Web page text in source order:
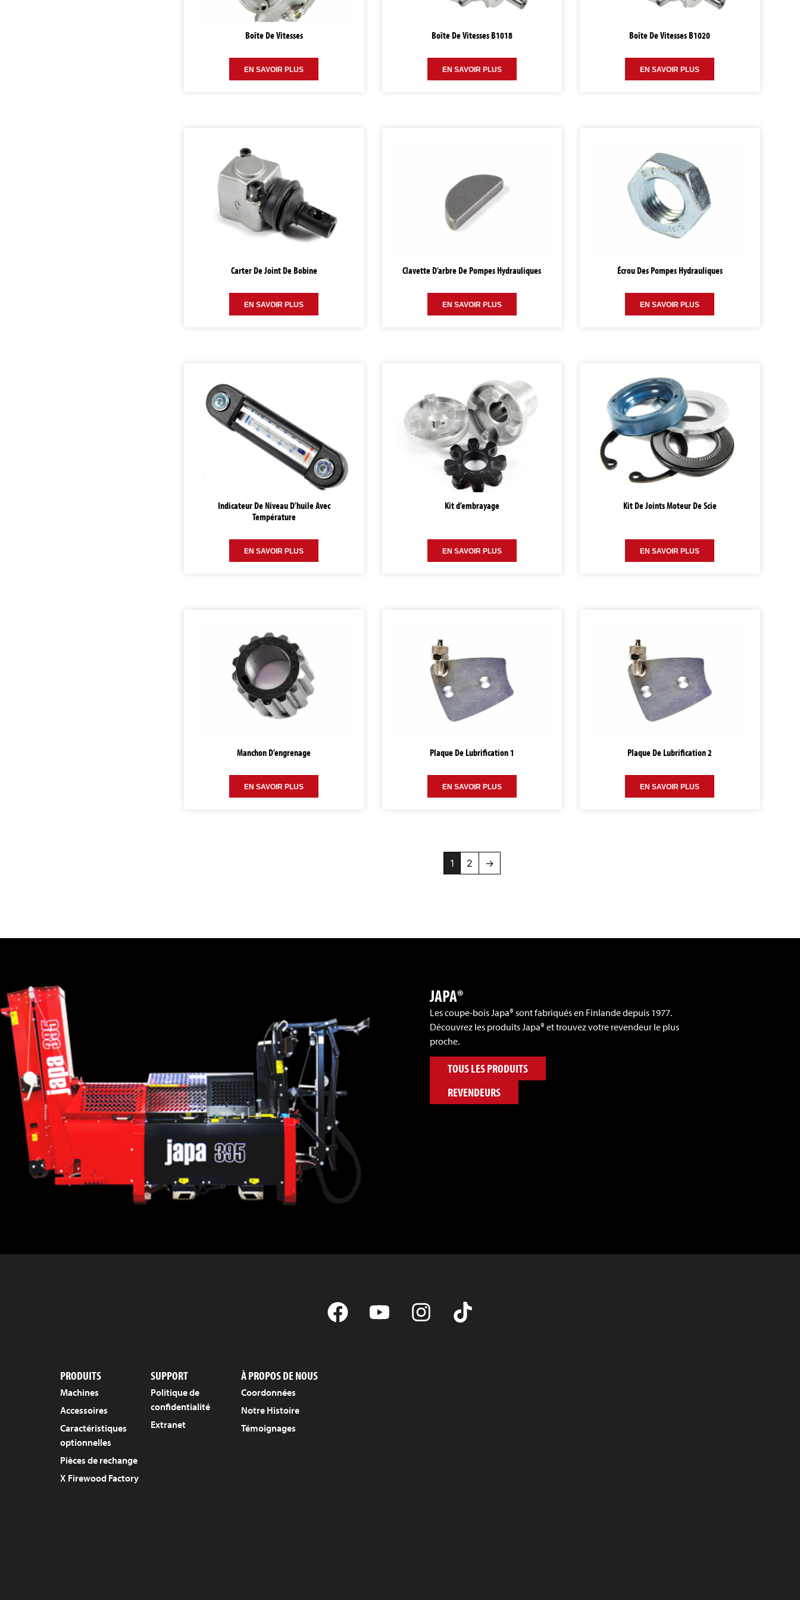
Boîte De Vitesses
EN SAVOIR PLUS
Boîte De Vitesses B1018
EN SAVOIR PLUS
Boîte De Vitesses B1020
EN SAVOIR PLUS
Carter De Joint De Bobine
EN SAVOIR PLUS
Clavette D’arbre De Pompes Hydrauliques
EN SAVOIR PLUS
Écrou Des Pompes Hydrauliques
EN SAVOIR PLUS
Indicateur De Niveau D’huile Avec
Température
EN SAVOIR PLUS
Kit d’embrayage
EN SAVOIR PLUS
Kit De Joints Moteur De Scie
EN SAVOIR PLUS
Manchon D’engrenage
EN SAVOIR PLUS
Plaque De Lubrification 1
EN SAVOIR PLUS
Plaque De Lubrification 2
EN SAVOIR PLUS
1 2 →
JAPA®
Les coupe-bois Japa® sont fabriqués en Finlande depuis 1977.
Découvrez les produits Japa® et trouvez votre revendeur le plus
proche.
TOUS LES PRODUITS
REVENDEURS
PRODUITS
Machines
Accessoires
Caractéristiques
optionnelles
Pièces de rechange
X Firewood Factory
SUPPORT
Politique de
confidentialité
Extranet
À PROPOS DE NOUS
Coordonnées
Notre Histoire
Témoignages